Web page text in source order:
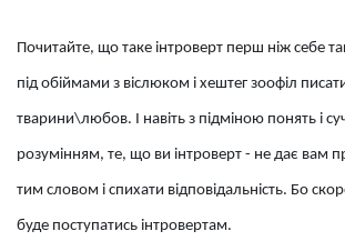
Почитайте, що таке інтроверт перш ніж себе
під обіймами з віслюком і хештег зоофіл
тварини\любов. І навіть з підміною понять і
розумінням, те, що ви інтроверт - не дає вам
тим словом і спихати відповідальність. Бо
буде поступатись інтровертам.